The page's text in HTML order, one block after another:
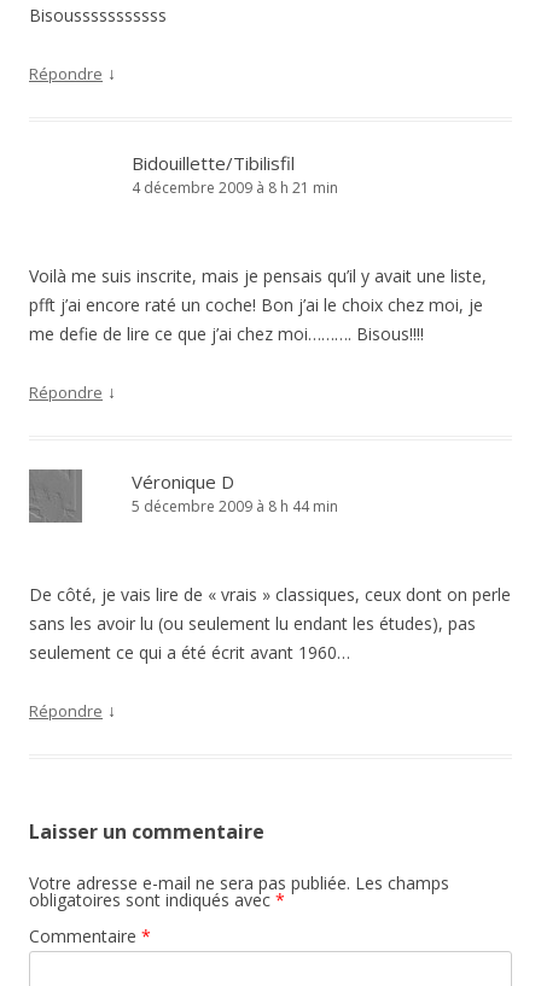
Bisousssssssssss
Répondre ↓
Bidouillette/Tibilisfil
4 décembre 2009 à 8 h 21 min
Voilà me suis inscrite, mais je pensais qu’il y avait une liste,
pfft j’ai encore raté un coche! Bon j’ai le choix chez moi, je
me defie de lire ce que j’ai chez moi………. Bisous!!!!
Répondre ↓
Véronique D
5 décembre 2009 à 8 h 44 min
De côté, je vais lire de « vrais » classiques, ceux dont on perle
sans les avoir lu (ou seulement lu endant les études), pas
seulement ce qui a été écrit avant 1960…
Répondre ↓
Laisser un commentaire
Votre adresse e-mail ne sera pas publiée. Les champs
obligatoires sont indiqués avec *
Commentaire *